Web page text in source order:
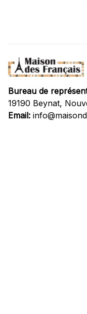
Bureau de
19190 Beynat,
Email: